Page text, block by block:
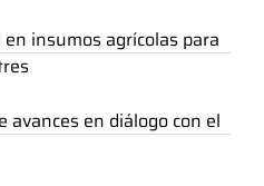
insumos agrícolas para
avances en diálogo con el